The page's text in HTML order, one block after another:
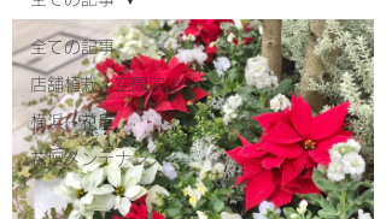
全ての記事
店舗植栽 空間演出
横浜 花屋
花壇メンテナンス